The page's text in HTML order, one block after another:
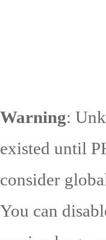
Warning:
existed until
consider
You can